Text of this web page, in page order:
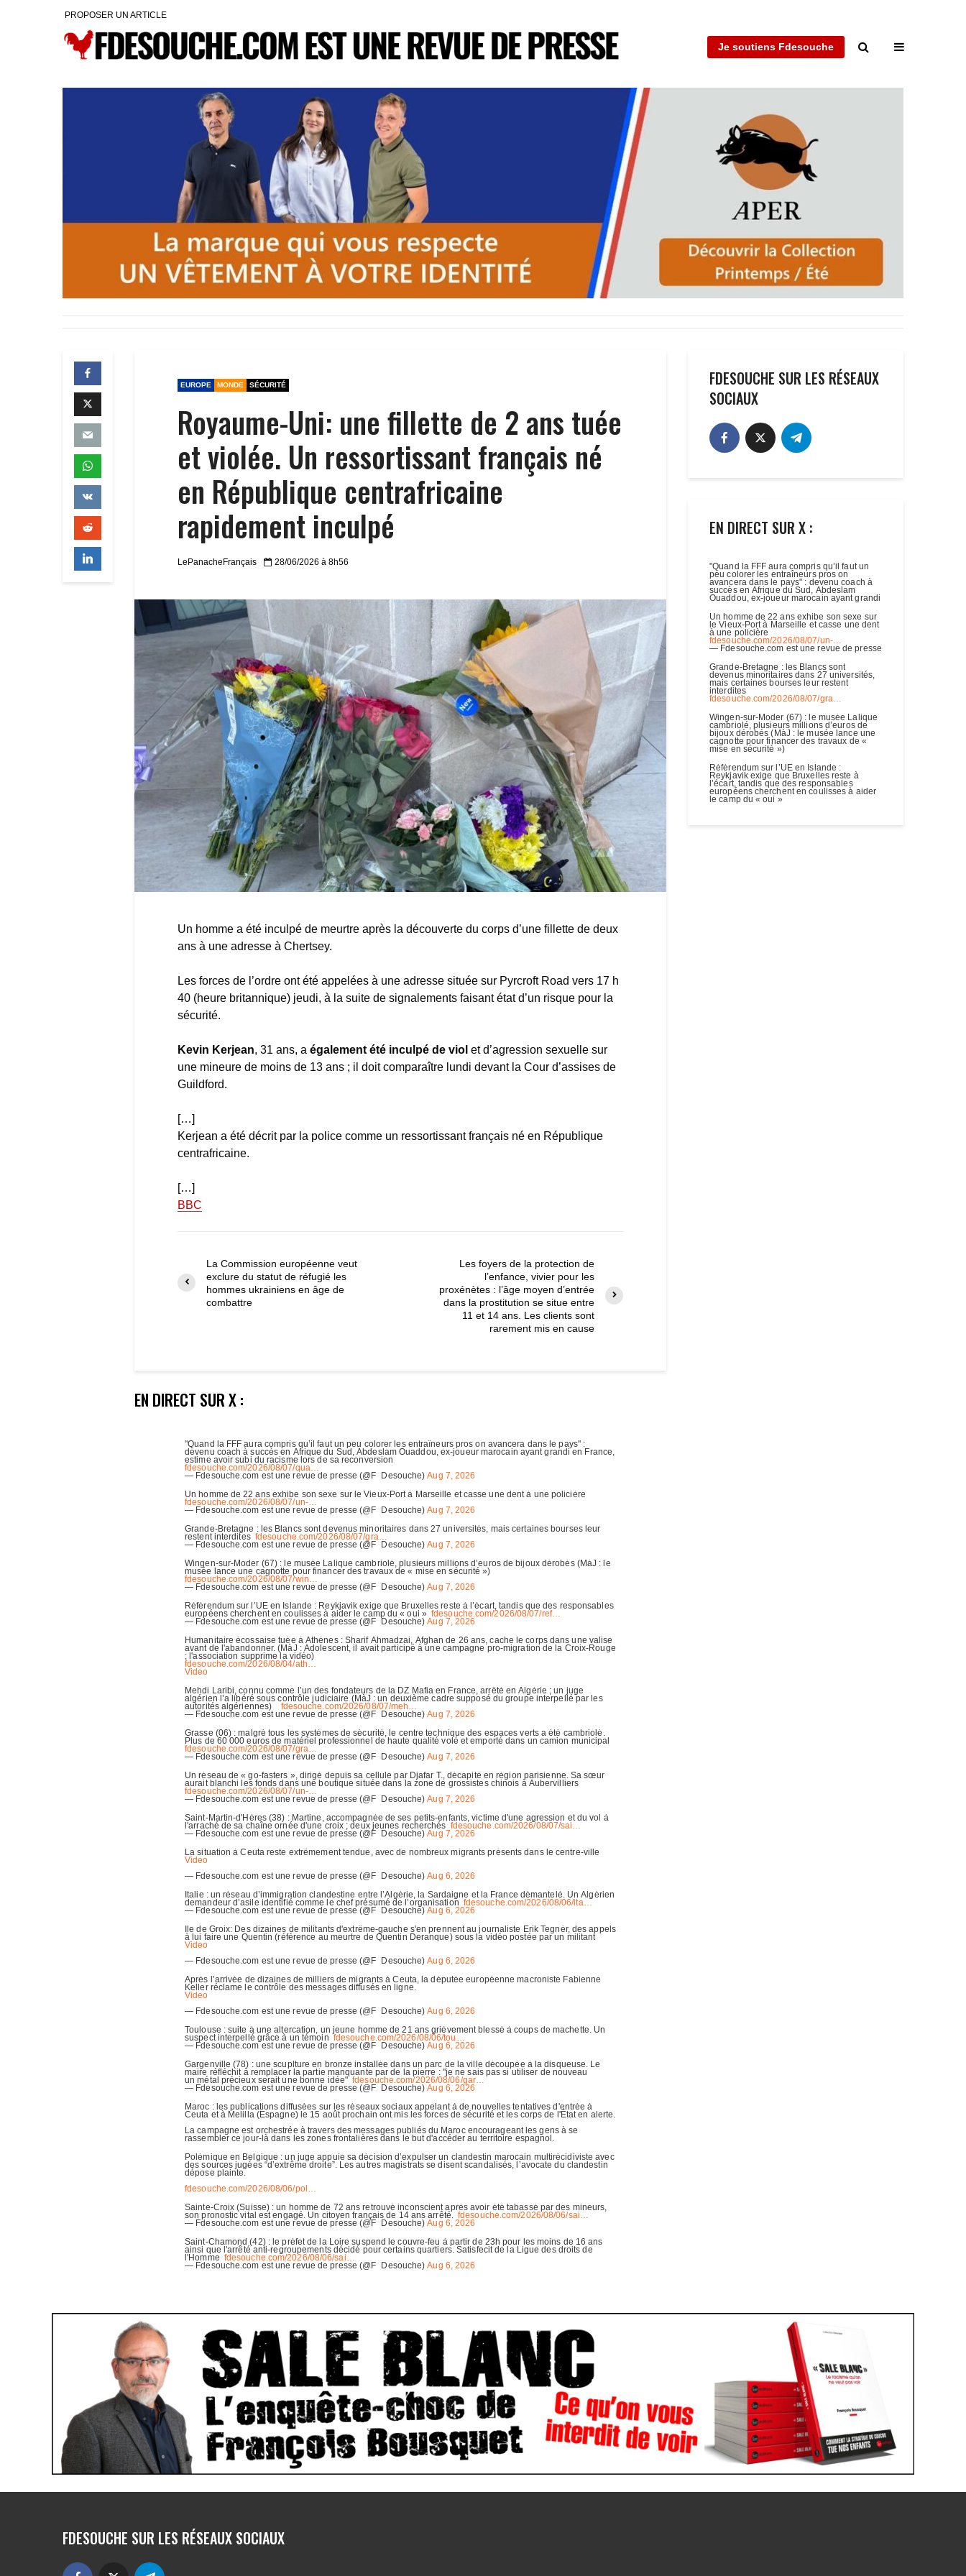
PROPOSER UN ARTICLE
Je soutiens Fdesouche
EUROPE MONDE SÉCURITÉ
Royaume-Uni: une fillette de 2 ans tuée
et violée. Un ressortissant français né
en République centrafricaine
rapidement inculpé
LePanacheFrançais 28/06/2026 à 8h56
Un homme a été inculpé de meurtre après la découverte du corps d’une fillette de deux
ans à une adresse à Chertsey.
Les forces de l’ordre ont été appelées à une adresse située sur Pyrcroft Road vers 17 h
40 (heure britannique) jeudi, à la suite de signalements faisant état d’un risque pour la
sécurité.
Kevin Kerjean, 31 ans, a également été inculpé de viol et d’agression sexuelle sur
une mineure de moins de 13 ans ; il doit comparaître lundi devant la Cour d’assises de
Guildford.
[…]
Kerjean a été décrit par la police comme un ressortissant français né en République
centrafricaine.
[…]
BBC
La Commission européenne veut
exclure du statut de réfugié les
hommes ukrainiens en âge de
combattre
Les foyers de la protection de
l’enfance, vivier pour les
proxénètes : l’âge moyen d’entrée
dans la prostitution se situe entre
11 et 14 ans. Les clients sont
rarement mis en cause
EN DIRECT SUR X :
FDESOUCHE SUR LES RÉSEAUX
SOCIAUX
EN DIRECT SUR X :
FDESOUCHE SUR LES RÉSEAUX SOCIAUX